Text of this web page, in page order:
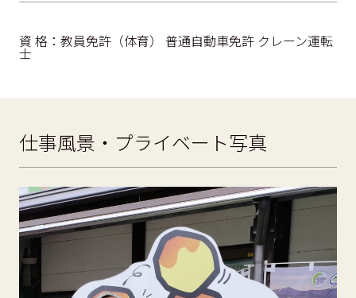
資 格：教員免許（体育） 普通自動車免許 クレーン運転
士
仕事風景・プライベート写真